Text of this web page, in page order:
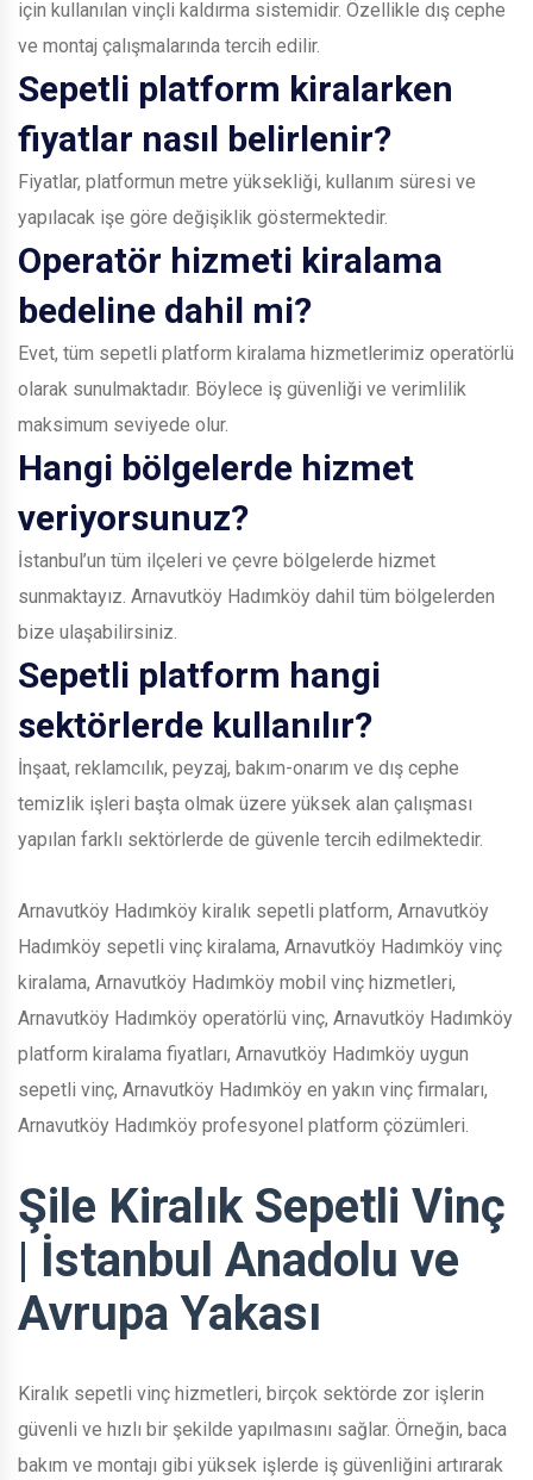
için kullanılan vinçli kaldırma sistemidir. Özellikle dış cephe
ve montaj çalışmalarında tercih edilir.
Sepetli platform kiralarken
fiyatlar nasıl belirlenir?
Fiyatlar, platformun metre yüksekliği, kullanım süresi ve
yapılacak işe göre değişiklik göstermektedir.
Operatör hizmeti kiralama
bedeline dahil mi?
Evet, tüm sepetli platform kiralama hizmetlerimiz operatörlü
olarak sunulmaktadır. Böylece iş güvenliği ve verimlilik
maksimum seviyede olur.
Hangi bölgelerde hizmet
veriyorsunuz?
İstanbul’un tüm ilçeleri ve çevre bölgelerde hizmet
sunmaktayız. Arnavutköy Hadımköy dahil tüm bölgelerden
bize ulaşabilirsiniz.
Sepetli platform hangi
sektörlerde kullanılır?
İnşaat, reklamcılık, peyzaj, bakım-onarım ve dış cephe
temizlik işleri başta olmak üzere yüksek alan çalışması
yapılan farklı sektörlerde de güvenle tercih edilmektedir.
Arnavutköy Hadımköy kiralık sepetli platform, Arnavutköy
Hadımköy sepetli vinç kiralama, Arnavutköy Hadımköy vinç
kiralama, Arnavutköy Hadımköy mobil vinç hizmetleri,
Arnavutköy Hadımköy operatörlü vinç, Arnavutköy Hadımköy
platform kiralama fiyatları, Arnavutköy Hadımköy uygun
sepetli vinç, Arnavutköy Hadımköy en yakın vinç firmaları,
Arnavutköy Hadımköy profesyonel platform çözümleri.
Şile Kiralık Sepetli Vinç
| İstanbul Anadolu ve
Avrupa Yakası
Kiralık sepetli vinç hizmetleri, birçok sektörde zor işlerin
güvenli ve hızlı bir şekilde yapılmasını sağlar. Örneğin, baca
bakım ve montajı gibi yüksek işlerde iş güvenliğini artırarak